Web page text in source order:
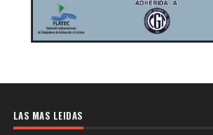
LAS MAS LEIDAS